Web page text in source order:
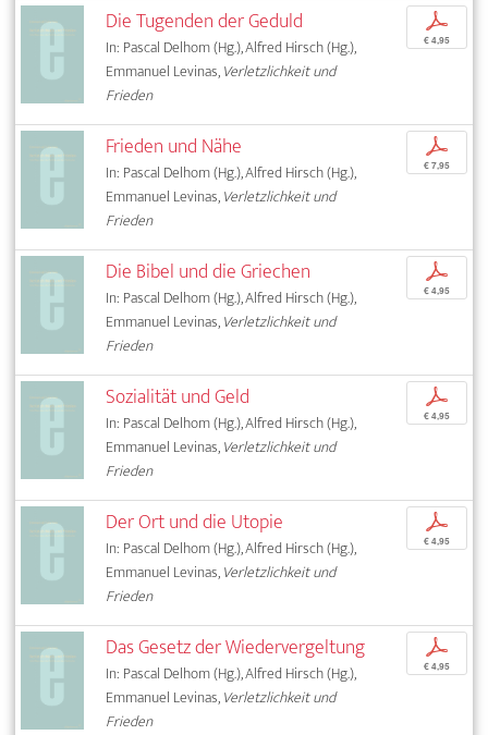
Die Tugenden der Geduld
In: Pascal Delhom (Hg.), Alfred Hirsch (Hg.),
Emmanuel Levinas,Verletzlichkeit und
Frieden
p
€ 4,95
Frieden und Nähe
In: Pascal Delhom (Hg.), Alfred Hirsch (Hg.),
Emmanuel Levinas,Verletzlichkeit und
Frieden
p
€ 7,95
Die Bibel und die Griechen
In: Pascal Delhom (Hg.), Alfred Hirsch (Hg.),
Emmanuel Levinas,Verletzlichkeit und
Frieden
p
€ 4,95
Sozialität und Geld
In: Pascal Delhom (Hg.), Alfred Hirsch (Hg.),
Emmanuel Levinas,Verletzlichkeit und
Frieden
p
€ 4,95
Der Ort und die Utopie
In: Pascal Delhom (Hg.), Alfred Hirsch (Hg.),
Emmanuel Levinas,Verletzlichkeit und
Frieden
p
€ 4,95
Das Gesetz der Wiedervergeltung
In: Pascal Delhom (Hg.), Alfred Hirsch (Hg.),
Emmanuel Levinas,Verletzlichkeit und
Frieden
p
€ 4,95